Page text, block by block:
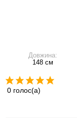
Довжина:
148 см
0 голос(а)